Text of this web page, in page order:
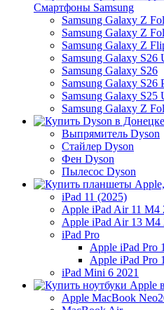
Смартфоны Samsung
Samsung Galaxy Z
Samsung Galaxy Z
Samsung Galaxy Z
Samsung Galaxy S26
Samsung Galaxy S26
Samsung Galaxy S26
Samsung Galaxy S25
Samsung Galaxy Z
Выпрямитель Dyson
Стайлер Dyson
Фен Dyson
Пылесос Dyson
iPad 11 (2025)
Apple iPad Air 11 M4
Apple iPad Air 13 M4
iPad Pro
Apple iPad Pro
Apple iPad Pro
iPad Mini 6 2021
Apple MacBook Neo